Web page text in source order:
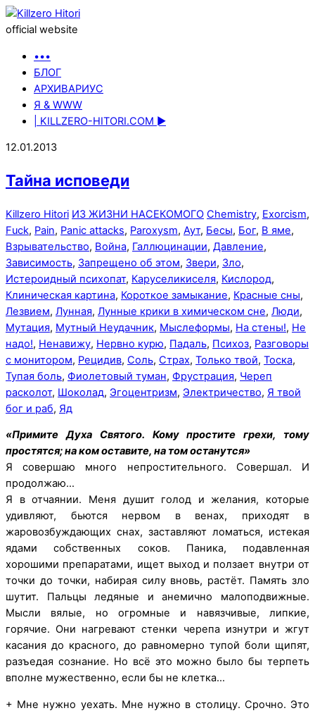
official website
•••
БЛОГ
АРХИВАРИУС
Я & WWW
| KILLZERO-HITORI.COM ►
12.01.2013
Тайна исповеди
Killzero Hitori ИЗ ЖИЗНИ НАСЕКОМОГО Chemistry, Exorcism,
Fuck, Pain, Panic attacks, Paroxysm, Аут, Бесы, Бог, В яме,
Взрывательство, Война, Галлюцинации, Давление,
Зависимость, Запрещено об этом, Звери, Зло,
Истероидный психопат, Каруселикиселя, Кислород,
Клиническая картина, Короткое замыкание, Красные сны,
Лезвием, Лунная, Лунные крики в химическом сне, Люди,
Мутация, Мутный Неудачник, Мыслеформы, На стены!, Не
надо!, Ненавижу, Нервно курю, Падаль, Психоз, Разговоры
с монитором, Рецидив, Соль, Страх, Только твой, Тоска,
Тупая боль, Фиолетовый туман, Фрустрация, Череп
расколот, Шоколад, Эгоцентризм, Электричество, Я твой
бог и раб, Яд
«Примите Духа Святого. Кому простите грехи, тому
простятся; на ком оставите, на том останутся»
Я совершаю много непростительного. Совершал. И
продолжаю…
Я в отчаянии. Меня душит голод и желания, которые
удивляют, бьются нервом в венах, приходят в
жаровозбуждающих снах, заставляют ломаться, истекая
ядами собственных соков. Паника, подавленная
хорошими препаратами, ищет выход и ползает внутри от
точки до точки, набирая силу вновь, растёт. Память зло
шутит. Пальцы ледяные и анемично малоподвижные.
Мысли вялые, но огромные и навязчивые, липкие,
горячие. Они нагревают стенки черепа изнутри и жгут
касания до красного, до равномерно тупой боли щипят,
разъедая сознание. Но всё это можно было бы терпеть
вполне мужественно, если бы не клетка…
+ Мне нужно уехать. Мне нужно в столицу. Срочно. Это